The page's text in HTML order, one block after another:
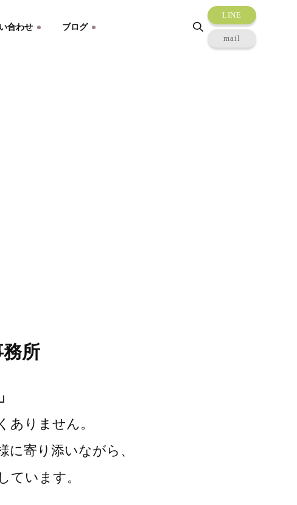
合わせ ブログ
LINE
mail
所
ありません。
寄り添いながら、
ています。